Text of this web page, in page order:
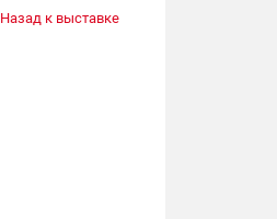
Назад к выставке